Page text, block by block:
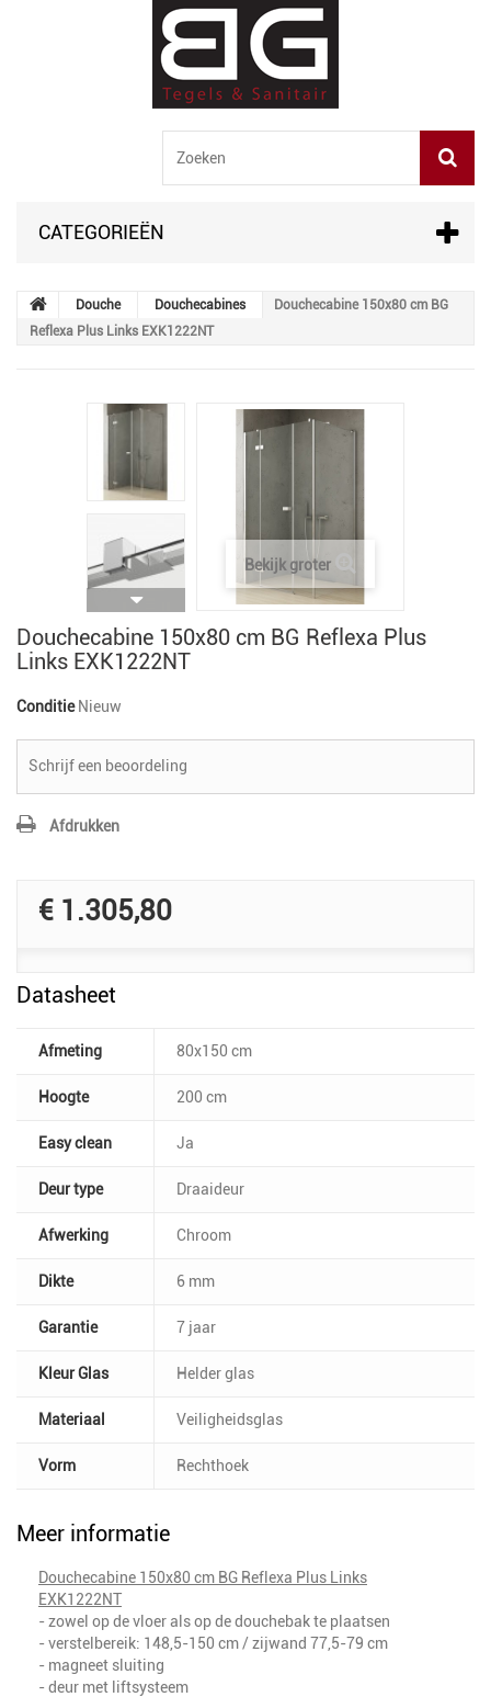
CATEGORIEËN
Douche Douchecabines
Douchecabine 150x80 cm BG
Reflexa Plus Links EXK1222NT
Bekijk groter
Douchecabine 150x80 cm BG Reflexa Plus
Links EXK1222NT
Conditie Nieuw
Schrijf een beoordeling
Afdrukken
€ 1.305,80
Datasheet
Afmeting 80x150 cm
Hoogte 200 cm
Easy clean Ja
Deur type Draaideur
Afwerking Chroom
Dikte 6 mm
Garantie 7 jaar
Kleur Glas Helder glas
Materiaal Veiligheidsglas
Vorm Rechthoek
Meer informatie
Douchecabine 150x80 cm BG Reflexa Plus Links
EXK1222NT
- zowel op de vloer als op de douchebak te plaatsen
- verstelbereik: 148,5-150 cm / zijwand 77,5-79 cm
- magneet sluiting
- deur met liftsysteem